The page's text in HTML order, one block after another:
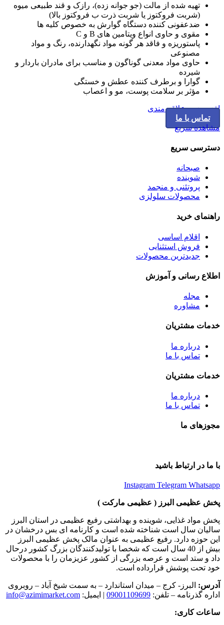
تهیه شده از مالت (جو جوانه زده)، رازک و قند طبیعی میوه
(شربت فروکتوز یا شربت ذرت ب فروکتوز بالا)
ضدعفونی کننده دستگاه گوارش به خصوص کلیه ها
مقوی و حاوی انواع ویتامین های B و C
پاستوریزه و فاقد هر گونه مواد نگهدارنده، رنگ و مواد
مصنوعی
حاوی مواد معدنی گوناگون و مناسب برای مادران باردار و
شیرده
گوارا و برطرف کننده عطش و خستگی
مؤثر بر سلامت پوست، مو و اعصاب
افزودن به علاقه مندی
تماس با ما
مشاهده سریع
دسترسی سریع
صبحانه
شوینده
پروتئنی و منجمد
محصولات سلولزی
راهنمای خرید
اقلام اساسی
فروش استثنایی
جدیدترین محصولات
اطلاع رسانی و آموزش
مجله
مشاوره
خدمات مشتریان
درباره ما
تماس با ما
خدمات مشتریان
درباره ما
تماس با ما
مجوزهای ما
با ما در ارتباط باشید
Instagram Telegram Whatsapp
پخش عظیمی البرز ( عظیمی مارکت )
پخش مواد غذایی، شوینده و بهداشتی رفیع عظیمی در استان البرز
سالیان سال است شناخته شده است و کارنامه ای بس درخشان در
این حوزه دارد. رفیع عظیمی به عنوان مالک پخش عظیمی البرز
بیش از 40 سال است که شخصا با تولیدکنندگان بزرگ کشور درحال
داد و ستد است و عرصه بزرگی از کشور عزیزمان را با محصولات
خود تحت پوشش قرارداده است.
آدرس: البرز- کرج – میدان استاندارد – به سمت شیخ آباد – روبروی
اداره گذرنامه – تلفن: 09001109699 | ایمیل: info@azimimarket.com
ساعات کاری: